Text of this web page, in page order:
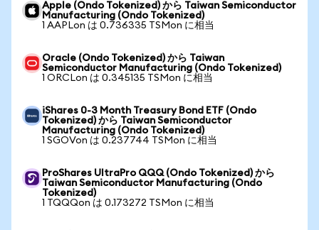
Apple (Ondo Tokenized) から Taiwan Semiconductor
Manufacturing (Ondo Tokenized)
1 AAPLon は 0.736335 TSMon に相当
Oracle (Ondo Tokenized) から Taiwan
Semiconductor Manufacturing (Ondo Tokenized)
1 ORCLon は 0.345135 TSMon に相当
iShares 0-3 Month Treasury Bond ETF (Ondo
Tokenized) から Taiwan Semiconductor
Manufacturing (Ondo Tokenized)
1 SGOVon は 0.237744 TSMon に相当
ProShares UltraPro QQQ (Ondo Tokenized) から
Taiwan Semiconductor Manufacturing (Ondo
Tokenized)
1 TQQQon は 0.173272 TSMon に相当